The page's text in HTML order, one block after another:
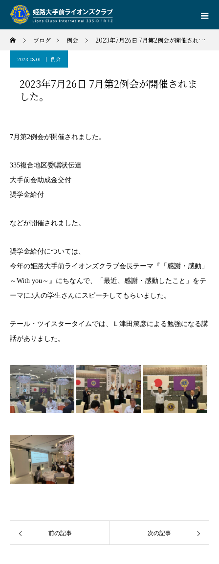
ブログ 例会 2023年7月26日 7月第2例会が開催されました。
2023.08.01 例会
2023年7月26日 7月第2例会が開催されま
した。
7月第2例会が開催されました。
335複合地区委嘱状伝達
大手前会助成金交付
奨学金給付
などが開催されました。
奨学金給付については、
今年の姫路大手前ライオンズクラブ会長テーマ『「感謝・感動」
～With you～』にちなんで、「最近、感謝・感動したこと」をテ
ーマに3人の学生さんにスピーチしてもらいました。
テール・ツイスタータイムでは、Ｌ津田篤彦による勉強になる講
話がありました。
前の記事 次の記事